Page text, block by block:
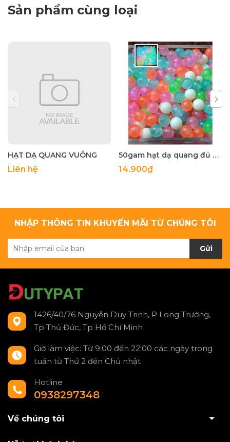
Sản phẩm cùng loại
HẠT DẠ QUANG VUÔNG
Liên hệ
50gam hạt dạ quang đủ màu 6mm, 8mm, 10mm, 12mm, hạt nhựa tròn
14.900₫
NHẬP THÔNG TIN KHUYẾN MÃI TỪ CHÚNG TÔI
Gửi
1426/40/76 Nguyễn Duy Trinh, P Long Trường,
Tp Thủ Đức, Tp Hồ Chí Minh
Giờ làm việc: Từ 9:00 đến 22:00 các ngày trong
tuần từ Thứ 2 đến Chủ nhật
Hotline
0938297348
Về chúng tôi